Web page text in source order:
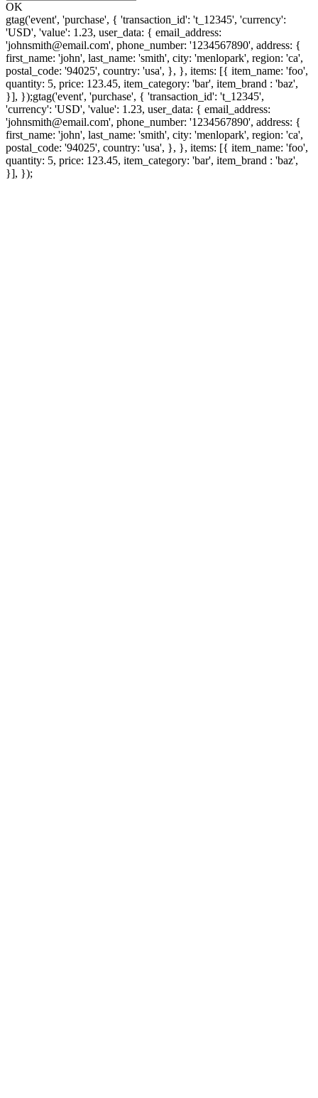
OK
gtag('event', 'purchase', { 'transaction_id': 't_12345', 'currency':
'USD', 'value': 1.23, user_data: { email_address:
'johnsmith@email.com', phone_number: '1234567890', address: {
first_name: 'john', last_name: 'smith', city: 'menlopark', region: 'ca',
postal_code: '94025', country: 'usa', }, }, items: [{ item_name: 'foo',
quantity: 5, price: 123.45, item_category: 'bar', item_brand : 'baz',
}], });gtag('event', 'purchase', { 'transaction_id': 't_12345',
'currency': 'USD', 'value': 1.23, user_data: { email_address:
'johnsmith@email.com', phone_number: '1234567890', address: {
first_name: 'john', last_name: 'smith', city: 'menlopark', region: 'ca',
postal_code: '94025', country: 'usa', }, }, items: [{ item_name: 'foo',
quantity: 5, price: 123.45, item_category: 'bar', item_brand : 'baz',
}], });